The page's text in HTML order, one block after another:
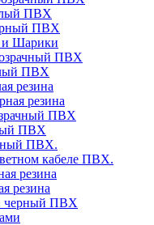
ПВХ
ПВХ
Шарики
ПВХ
ПВХ
резина
резина
ПВХ
ПВХ
ПВХ.
кабеле ПВХ.
резина
резина
черный ПВХ